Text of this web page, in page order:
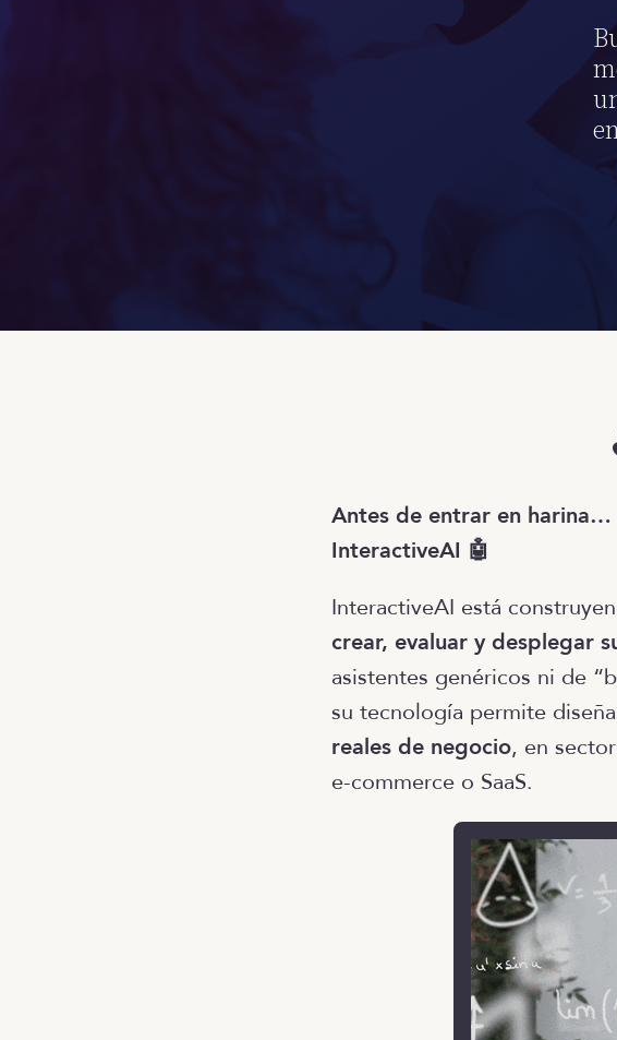
Antes de entrar en
InteractiveAI 🤖
InteractiveAI está
crear, evaluar y desplegar
asistentes genéricos ni de
su tecnología permite
reales de negocio, en
e-commerce o SaaS.